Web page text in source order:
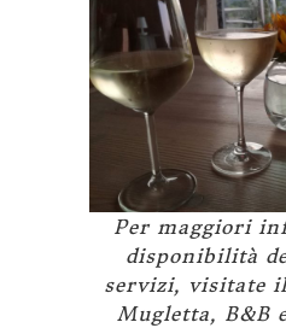
Per maggiori
disponibilità
servizi, visitate
Mugletta, B&B